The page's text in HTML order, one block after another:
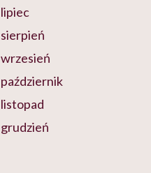
lipiec
sierpień
wrzesień
październik
listopad
grudzień